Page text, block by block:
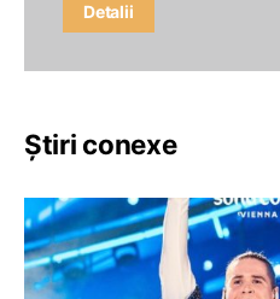
Detalii
Știri conexe